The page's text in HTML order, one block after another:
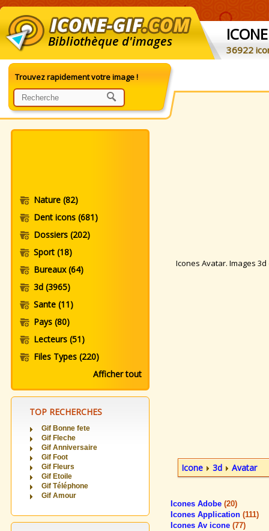
Bibliothèque d'images ICONE
36922
Trouvez rapidement votre image !
Nature (82)
Dent icons (681)
Dossiers (202)
Sport (18)
Bureaux(64)
3d (3965)
Sante (11)
Pays (80)
Lecteurs (51)
Files Types (220)
Afficher tout
TOP RECHERCHES
Gif Bonne fete
Gif Fleche
Gif Anniversaire
Gif Foot
Gif Fleurs
Gif Etoile
Gif Téléphone
Gif Amour
Icones Avatar. Images
Icone 3d Avatar
Icones Adobe (20)
Icones Application (111)
Icones Av icone (77)